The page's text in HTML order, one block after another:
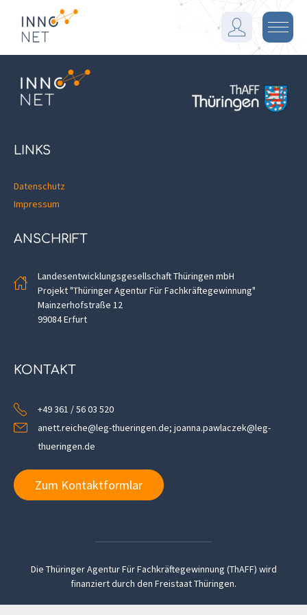
n
o
M
e
ü
LINKS
Datenschutz
Impressum
ANSCHRIFT
Landesentwicklungsgesellschaft Thüringen mbH
Projekt "Thüringer Agentur Für Fachkräftegewinnung"
Mainzerhofstraße 12
99084 Erfurt
KONTAKT
+49 361 / 56 03 520
anett.reiche@leg-thueringen.de; joanna.pawlaczek@leg-
thueringen.de
Zum Kontaktformlar
Die Thüringer Agentur Für Fachkräftegewinnung (ThAFF) wird
finanziert durch den Freistaat Thüringen.